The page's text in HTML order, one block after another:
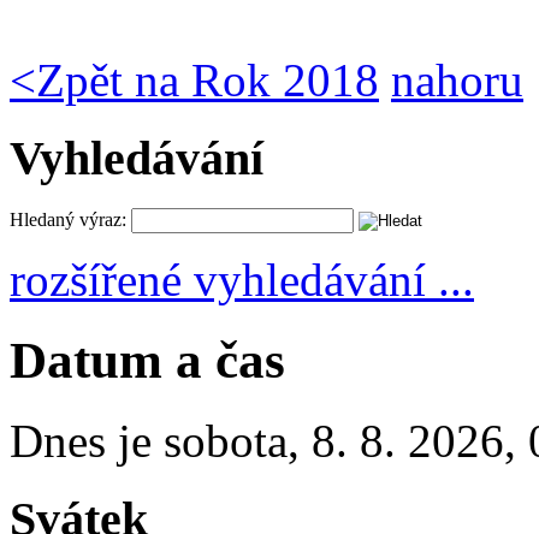
<Zpět na Rok 2018 nahoru
Vyhledávání
Hledaný výraz:
rozšířené vyhledávání ...
Datum a čas
Dnes je sobota, 8. 8. 2026,
Svátek